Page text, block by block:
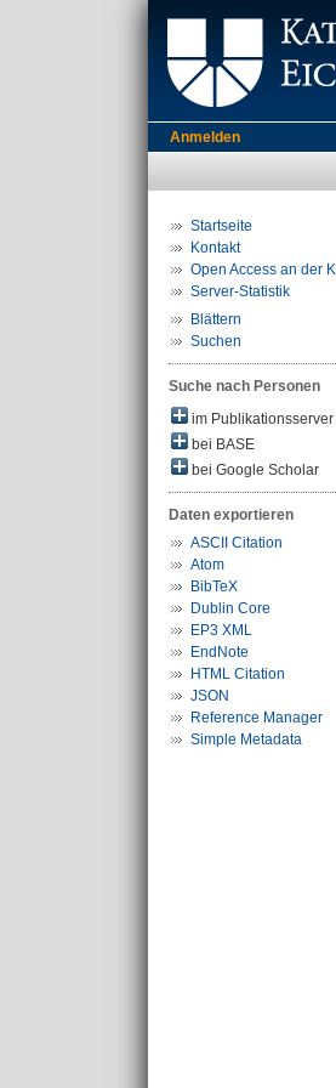
Anmelden
Startseite
Kontakt
Open Access an der
Server-Statistik
Blättern
Suchen
Suche nach Personen
im Publikationsserver
bei BASE
bei Google Scholar
Daten exportieren
ASCII Citation
Atom
BibTeX
Dublin Core
EP3 XML
EndNote
HTML Citation
JSON
Reference Manager
Simple Metadata